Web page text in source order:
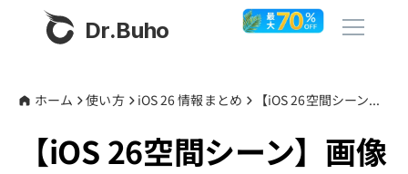
Dr.Buho
製品
ホーム 使い方 iOS 26 情報まとめ 【iOS 26空間シーン】画像を3Dに！さらに 3D 壁紙も体験！
【iOS 26空間シーン】画像